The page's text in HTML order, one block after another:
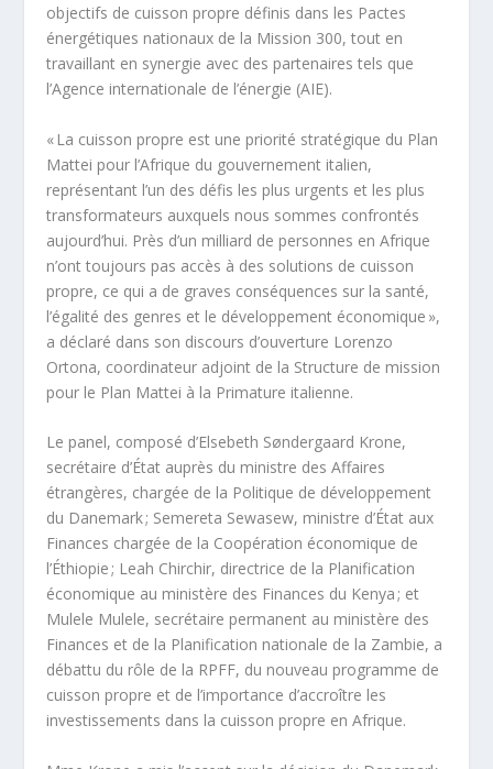
objectifs de cuisson propre définis dans les Pactes
énergétiques nationaux de la Mission 300, tout en
travaillant en synergie avec des partenaires tels que
l’Agence internationale de l’énergie (AIE).
« La cuisson propre est une priorité stratégique du Plan
Mattei pour l’Afrique du gouvernement italien,
représentant l’un des défis les plus urgents et les plus
transformateurs auxquels nous sommes confrontés
aujourd’hui. Près d’un milliard de personnes en Afrique
n’ont toujours pas accès à des solutions de cuisson
propre, ce qui a de graves conséquences sur la santé,
l’égalité des genres et le développement économique »,
a déclaré dans son discours d’ouverture Lorenzo
Ortona, coordinateur adjoint de la Structure de mission
pour le Plan Mattei à la Primature italienne.
Le panel, composé d’Elsebeth Søndergaard Krone,
secrétaire d’État auprès du ministre des Affaires
étrangères, chargée de la Politique de développement
du Danemark ; Semereta Sewasew, ministre d’État aux
Finances chargée de la Coopération économique de
l’Éthiopie ; Leah Chirchir, directrice de la Planification
économique au ministère des Finances du Kenya ; et
Mulele Mulele, secrétaire permanent au ministère des
Finances et de la Planification nationale de la Zambie, a
débattu du rôle de la RPFF, du nouveau programme de
cuisson propre et de l’importance d’accroître les
investissements dans la cuisson propre en Afrique.